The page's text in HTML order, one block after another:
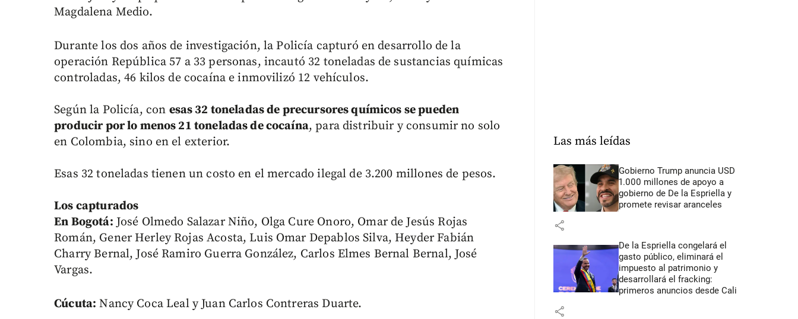
Magdalena Medio.
Durante los dos años de investigación, la Policía capturó en desarrollo de la
operación República 57 a 33 personas, incautó 32 toneladas de sustancias químicas
controladas, 46 kilos de cocaína e inmovilizó 12 vehículos.
Según la Policía, con esas 32 toneladas de precursores químicos se pueden
producir por lo menos 21 toneladas de cocaína, para distribuir y consumir no solo
en Colombia, sino en el exterior.
Esas 32 toneladas tienen un costo en el mercado ilegal de 3.200 millones de pesos.
Los capturados
En Bogotá: José Olmedo Salazar Niño, Olga Cure Onoro, Omar de Jesús Rojas
Román, Gener Herley Rojas Acosta, Luis Omar Depablos Silva, Heyder Fabián
Charry Bernal, José Ramiro Guerra González, Carlos Elmes Bernal Bernal, José
Vargas.
Cúcuta: Nancy Coca Leal y Juan Carlos Contreras Duarte.
Las más leídas
Gobierno Trump anuncia USD
1.000 millones de apoyo a
gobierno de De la Espriella y
promete revisar aranceles
share
De la Espriella congelará el
gasto público, eliminará el
impuesto al patrimonio y
desarrollará el fracking:
primeros anuncios desde Cali
share